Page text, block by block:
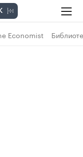
Economist